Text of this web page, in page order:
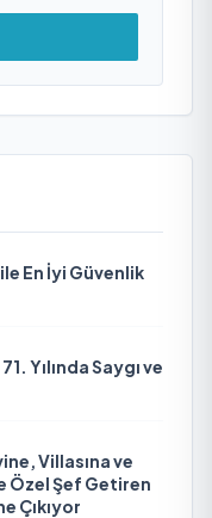
En İyi Güvenlik
Yılında Saygı ve
Villasına ve
Özel Şef Getiren
Çıkıyor